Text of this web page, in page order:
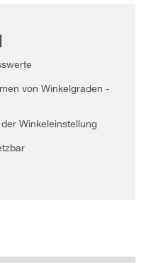
von Winkelgraden -
Winkeleinstellung